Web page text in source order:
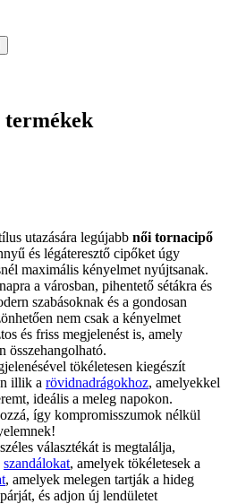
termékek
utazására legújabb női tornacipő
és légáteresztő cipőket úgy
maximális kényelmet nyújtsanak.
a városban, pihentető sétákra és
szabásoknak és a gondosan
nem csak a kényelmet
és friss megjelenést is, amely
összehangolható.
tökéletesen kiegészít
illik a rövidnadrágokhoz, amelyekkel
ideális a meleg napokon.
így kompromisszumok nélkül
széles választékát is megtalálja,
szandálokat, amelyek tökéletesek a
, amelyek melegen tartják a hideg
és adjon új lendületet